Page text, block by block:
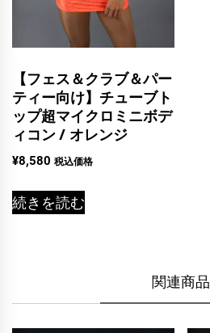
【フェス＆クラブ＆パー
ティー向け】チューブト
ップ超マイクロミニボデ
ィコン / オレンジ
¥8,580 税込価格
続きを読む
関連商品